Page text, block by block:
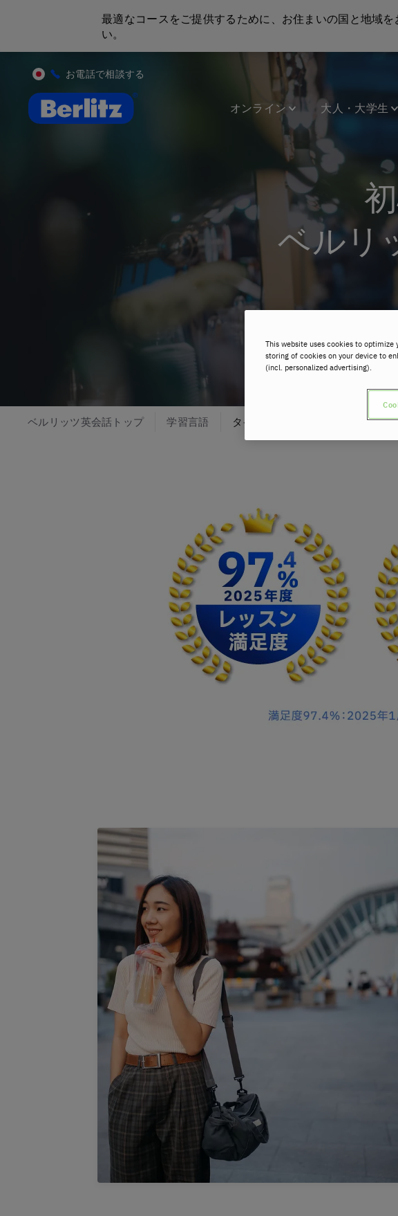
最適なコースをご提供するために、お住まいの国と地域を
い。
お電話で相談する
英会話教室と語学スクール | ベルリッツ
オンライン 大人・大学生
ベルリ
ベルリッツ英会話トップ 学習言語 タイ語
This website uses cookies to optimize
storing of cookies on your device to
(incl. personalized advertising).